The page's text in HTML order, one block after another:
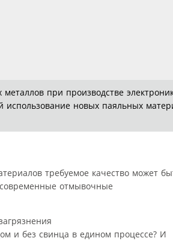
при производстве
использование новых паяльных
требуемое качество может
современные отмывочные
и без свинца в едином процессе? И